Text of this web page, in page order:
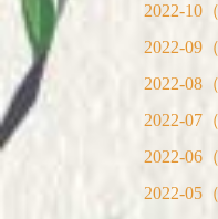
2022-10（
2022-09（
2022-08（
2022-07（
2022-06（
2022-05（